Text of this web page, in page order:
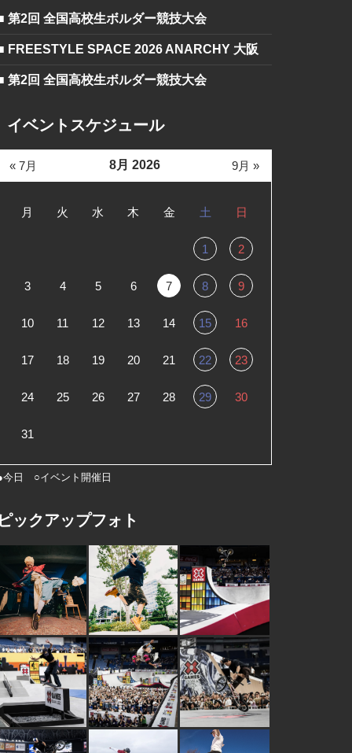
第2回 全国高校生ボルダー競技大会
FREESTYLE SPACE 2026 ANARCHY 大阪
第2回 全国高校生ボルダー競技大会
イベントスケジュール
8月 2026
月 火 水 木 金 土 日
1 2
3 4 5 6 7 8 9
10 11 12 13 14 15 16
17 18 19 20 21 22 23
24 25 26 27 28 29 30
31
« 7月 9月 »
今日 ○イベント開催日
ックアップフォト